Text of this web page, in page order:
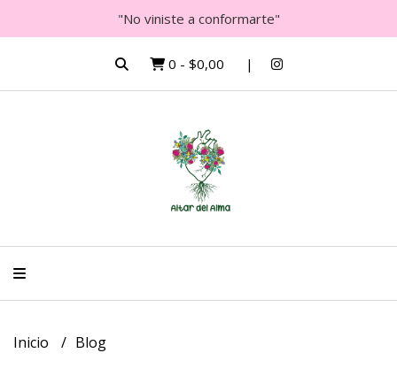
"No viniste a conformarte"
0 - $0,00
Inicio Blog